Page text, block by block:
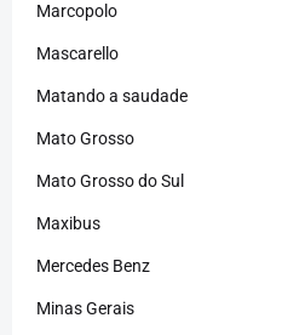
Marcopolo
Mascarello
Matando a saudade
Mato Grosso
Mato Grosso do Sul
Maxibus
Mercedes Benz
Minas Gerais